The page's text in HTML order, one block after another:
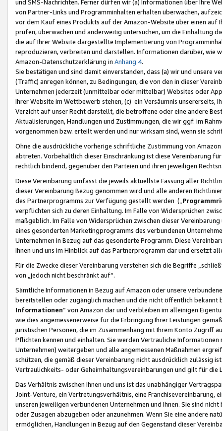
und SMS-Nachrichten. Ferner dürfen wir (a) Informationen über Ihre
von Partner-Links und Programminhalten erhalten überwachen,
vor dem Kauf eines Produkts auf der Amazon-Website über einen
prüfen, überwachen und anderweitig untersuchen, um die Einhaltung
die auf Ihrer Website dargestellte Implementierung von
reproduzieren, verbreiten und darstellen. Informationen darüber, wie
Amazon-Datenschutzerklärung in Anhang 4.
Sie bestätigen und sind damit einverstanden, dass (a) wir und
(Traffic) anregen können, zu Bedingungen, die von den in dieser
Unternehmen jederzeit (unmittelbar oder mittelbar) Websites oder
Ihrer Website im Wettbewerb stehen, (c) ein Versäumnis unsererseits,
Verzicht auf unser Recht darstellt, die betroffene oder eine andere
Aktualisierungen, Handlungen und Zustimmungen, die wir ggf. im
vorgenommen bzw. erteilt werden und nur wirksam sind, wenn sie
Ohne die ausdrückliche vorherige schriftliche Zustimmung von
abtreten. Vorbehaltlich dieser Einschränkung ist diese Vereinbarung
rechtlich bindend, gegenüber den Parteien und ihren jeweiligen
Diese Vereinbarung umfasst die jeweils aktuellste Fassung aller
dieser Vereinbarung Bezug genommen wird und alle anderen
des Partnerprogramms zur Verfügung gestellt werden („
verpflichten sich zu deren Einhaltung. Im Falle von Widersprüchen
maßgeblich. Im Falle von Widersprüchen zwischen dieser
eines gesonderten Marketingprogramms des verbundenen
Unternehmen in Bezug auf das gesonderte Programm. Diese
Ihnen und uns im Hinblick auf das Partnerprogramm dar und ersetzt
Für die Zwecke dieser Vereinbarung verstehen sich die Begriffe
von „jedoch nicht beschränkt auf“.
Sämtliche Informationen in Bezug auf Amazon oder unsere
bereitstellen oder zugänglich machen und die nicht öffentlich
Informationen“ von Amazon dar und verbleiben im alleinigen
wie dies angemessenerweise für die Erbringung Ihrer Leistungen
juristischen Personen, die im Zusammenhang mit Ihrem Konto
Pflichten kennen und einhalten. Sie werden Vertrauliche
Unternehmen) weitergeben und alle angemessenen Maßnahmen
schützen, die gemäß dieser Vereinbarung nicht ausdrücklich zulässig
Vertraulichkeits- oder Geheimhaltungsvereinbarungen und gilt für die
Das Verhältnis zwischen Ihnen und uns ist das unabhängiger
Joint-Venture, ein Vertretungsverhältnis, eine Franchisevereinbarung,
unseren jeweiligen verbundenen Unternehmen und Ihnen. Sie sind
oder Zusagen abzugeben oder anzunehmen. Wenn Sie eine andere
ermöglichen, Handlungen in Bezug auf den Gegenstand dieser